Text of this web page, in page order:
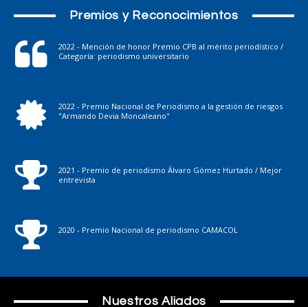
Premios y Reconocimientos
2022 - Mención de honor Premio CPB al mérito periodístico /
Categoría: periodismo universitario
2022 - Premio Nacional de Periodismo a la gestión de riesgos
"Armando Devia Moncaleano"
2021 - Premio de periodismo Álvaro Gómez Hurtado / Mejor
entrevista
2020 - Premio Nacional de periodismo CAMACOL
Nuestros Aliados